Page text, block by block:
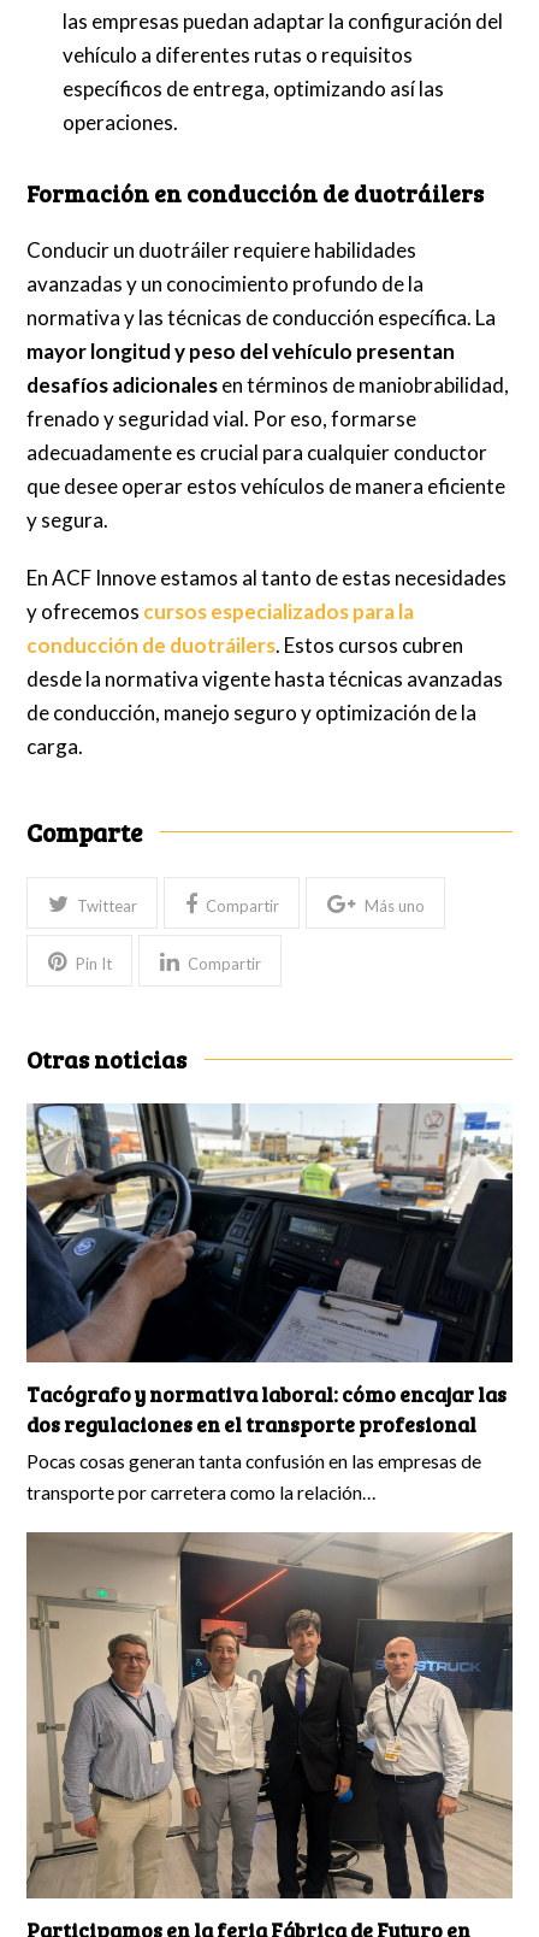
las empresas puedan adaptar la configuración del
vehículo a diferentes rutas o requisitos
específicos de entrega, optimizando así las
operaciones.
Formación en conducción de duotráilers
Conducir un duotráiler requiere habilidades
avanzadas y un conocimiento profundo de la
normativa y las técnicas de conducción específica. La
mayor longitud y peso del vehículo presentan
desafíos adicionalesen términos de maniobrabilidad,
frenado y seguridad vial. Por eso, formarse
adecuadamente es crucial para cualquier conductor
que desee operar estos vehículos de manera eficiente
y segura.
En ACF Innove estamos al tanto de estas necesidades
y ofrecemos cursos especializados para la
conducción de duotráilers. Estos cursos cubren
desde la normativa vigente hasta técnicas avanzadas
de conducción, manejo seguro y optimización de la
carga.
Comparte
Twittear Compartir Más uno
Pin It Compartir
Otras noticias
Tacógrafo y normativa laboral: cómo encajar las
dos regulaciones en el transporte profesional
Pocas cosas generan tanta confusión en las empresas de
transporte por carretera como la relación…
Participamos en la feria Fábrica de Futuro en